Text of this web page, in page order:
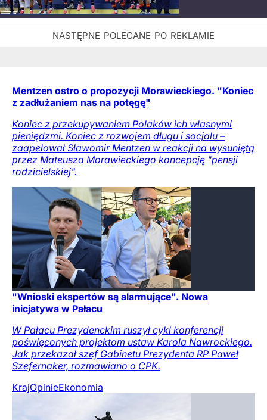
Mentzen ostro o propozycji Morawieckiego. "Koniec
z zadłużaniem nas na potęgę"
Koniec z przekupywaniem Polaków ich własnymi
pieniędzmi. Koniec z rozwojem długu i socjalu –
zaapelował Sławomir Mentzen w reakcji na wysuniętą
przez Mateusza Morawieckiego koncepcję "pensji
rodzicielskiej".
"Wnioski ekspertów są alarmujące". Nowa
inicjatywa w Pałacu
W Pałacu Prezydenckim ruszył cykl konferencji
poświęconych projektom ustaw Karola Nawrockiego.
Jak przekazał szef Gabinetu Prezydenta RP Paweł
Szefernaker, rozmawiano o CPK.
KrajOpinieEkonomia